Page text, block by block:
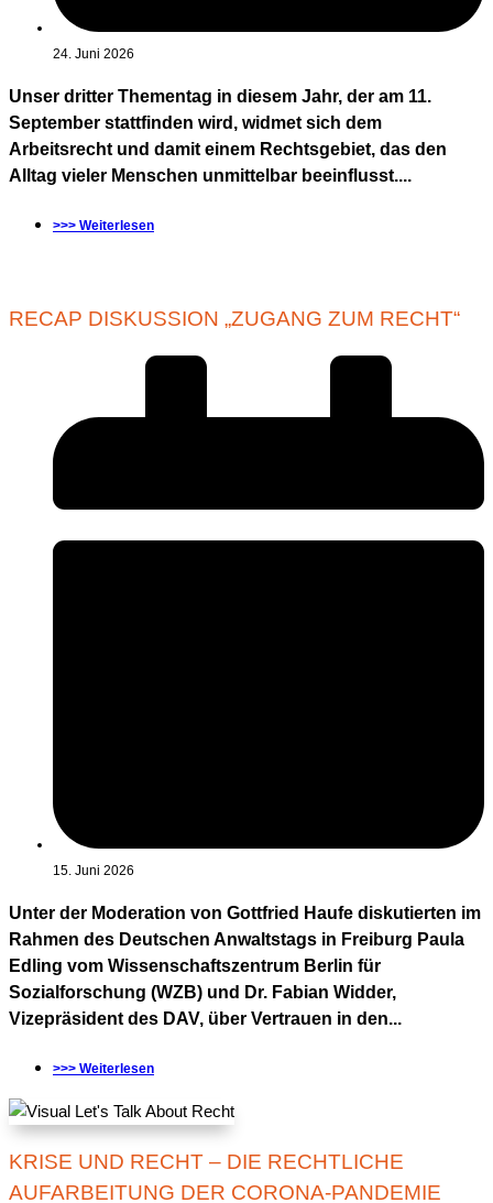
24. Juni 2026
Unser dritter Thementag in diesem Jahr, der am 11.
September stattfinden wird, widmet sich dem
Arbeitsrecht und damit einem Rechtsgebiet, das den
Alltag vieler Menschen unmittelbar beeinflusst....
>>> Weiterlesen
RECAP DISKUSSION „ZUGANG ZUM RECHT“
15. Juni 2026
Unter der Moderation von Gottfried Haufe diskutierten im
Rahmen des Deutschen Anwaltstags in Freiburg Paula
Edling vom Wissenschaftszentrum Berlin für
Sozialforschung (WZB) und Dr. Fabian Widder,
Vizepräsident des DAV, über Vertrauen in den...
>>> Weiterlesen
KRISE UND RECHT – DIE RECHTLICHE
AUFARBEITUNG DER CORONA-PANDEMIE